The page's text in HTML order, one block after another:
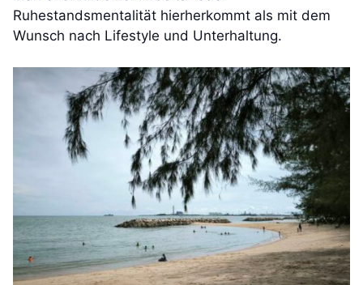
Ruhestandsmentalität hierherkommt als mit dem
Wunsch nach Lifestyle und Unterhaltung.